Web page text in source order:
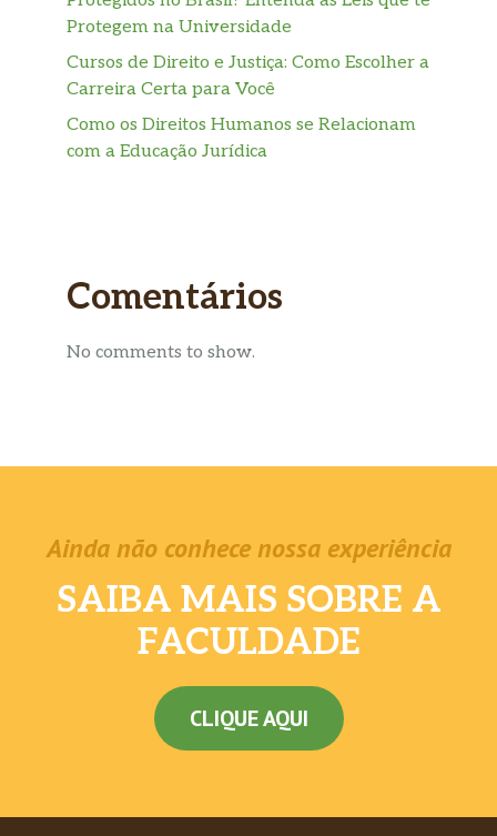
Protegem na Universidade
Cursos de Direito e Justiça: Como Escolher a
Carreira Certa para Você
Como os Direitos Humanos se Relacionam
com a Educação Jurídica
Comentários
No comments to show.
Ainda não conhece nossa experiência
SAIBA MAIS SOBRE A
FACULDADE
CLIQUE AQUI